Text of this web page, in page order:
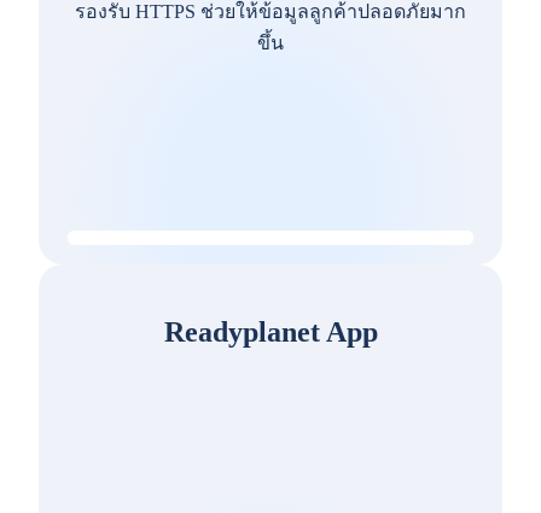
รองรับ HTTPS ช่วยให้ข้อมูลลูกค้าปลอดภัยมาก
ขึ้น
Readyplanet App